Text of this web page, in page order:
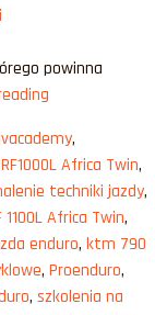
powinna
–
oczekiwania
vs.
realia”
,
Africa Twin,
techniki jazdy,
1100L Africa Twin,
enduro, ktm 790
, Proenduro,
, szkolenia na